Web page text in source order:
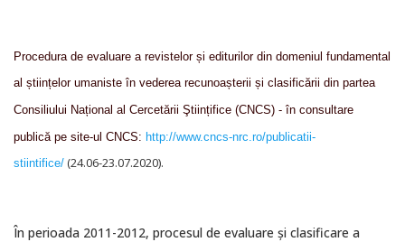
Procedura de evaluare a revistelor și editurilor din domeniul fundamental
al științelor umaniste în vederea recunoașterii și clasificării din partea
Consiliului Național al Cercetării Ştiințifice (CNCS) - în consultare
publică pe site-ul CNCS: http://www.cncs-nrc.ro/publicatii-
stiintifice/ (24.06-23.07.2020).
În perioada 2011-2012, procesul de evaluare şi clasificare a